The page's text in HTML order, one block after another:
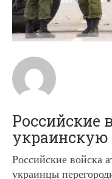
украинскую
Российские войска
украинцы